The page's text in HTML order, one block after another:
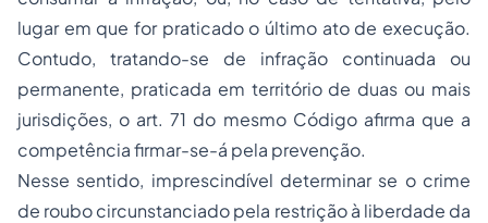
lugar em que for praticado o último ato de execução.
Contudo, tratando-se de infração continuada ou
permanente, praticada em território de duas ou mais
jurisdições, o art. 71 do mesmo Código afirma que a
competência firmar-se-á pela prevenção.
Nesse sentido, imprescindível determinar se o crime
de roubo circunstanciado pela restrição à liberdade da